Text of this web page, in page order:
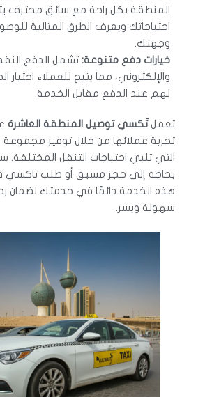
المنطقة بكل راحة مع سائق محترف
احتياجاتك ويعرف الطرق المثالية
وجهتك.
خيارات دفع متنوعة: تشمل الدفع
والإلكتروني، مما يتيح للعملاء اختيار
لهم عند الدفع مقابل الخدمة.
تعملتَكسي توصيل المنطقة العاشرة
تجربة عملائها من خلال توفير مجموعة
التي تلبي احتياجات التنقل المختلفة.
بحاجة إلى حجز مسبق أو طلب تاكسي
هذه الخدمة دائمًا في خدمتك لضمان
سهولة ويسر.